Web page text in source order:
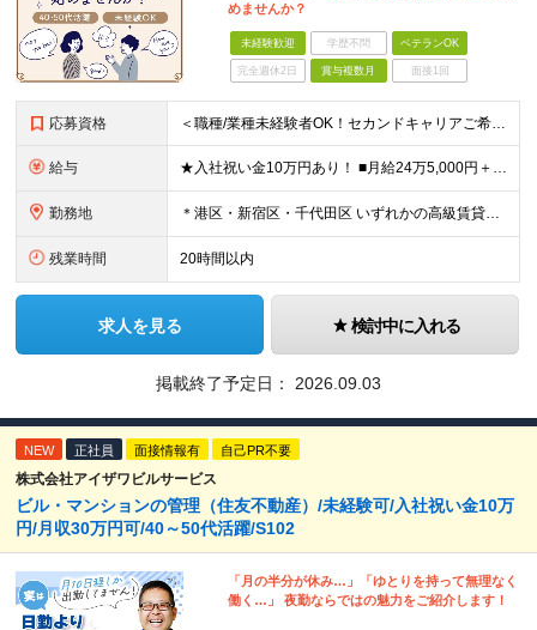
めませんか？
未経験歓迎 学歴不問 ベテランOK
完全週休2日 賞与複数月 面接1回
応募資格 ＜職種/業種未経験者OK！セカンドキャリアご希望の方も大歓迎！＞ ■高卒以上 ■英語が好きな方・抵抗がない方 ■60歳未満の方(定年年齢による理由) ＜面接は相互理解を大切にしています＞ 緊張して上
給与 ★入社祝い金10万円あり！ ■月給24万5,000円＋賞与年2回(2カ月/2025年実績)＋時間外手当＋資格手当＋交通費 ※一律英会話手当（2万円）を含みます ※給与は経験・能力等を考慮して決定し
勤務地 ＊港区・新宿区・千代田区 いずれかの高級賃貸マンションにて勤務 ◇港区南麻布エリア ◇新宿区エリア ◇千代田区エリア ★竣工するマンション（南青山）でのオープニング募集もあります！ 【本社】 東
残業時間 20時間以内
求人を見る 検討中に入れる
掲載終了予定日： 2026.09.03
NEW 正社員 面接情報有 自己PR不要
株式会社アイザワビルサービス
ビル・マンションの管理（住友不動産）/未経験可/入社祝い金10万
円/月収30万円可/40～50代活躍/S102
「月の半分が休み…」「ゆとりを持って無理なく
働く…」 夜勤ならではの魅力をご紹介します！